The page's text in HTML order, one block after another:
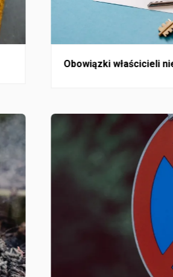
Obowiązki właścicieli